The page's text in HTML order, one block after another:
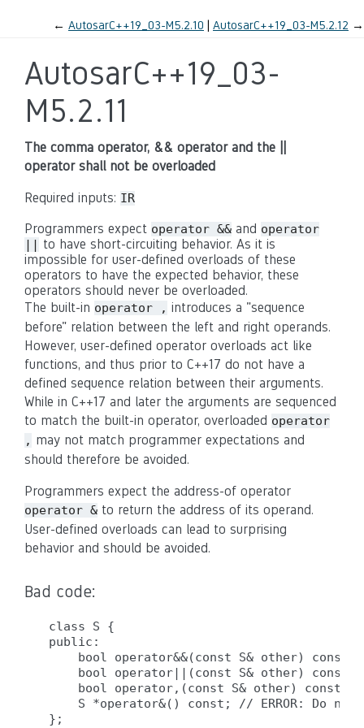
← AutosarC++19_03-M5.2.10 AutosarC++19_03-M5.2.12 →
AutosarC++19_03-
M5.2.11
The comma operator, && operator and the ||
operator shall not be overloaded
Required inputs: IR
Programmers expect operator && and operator
|| to have short-circuiting behavior. As it is
impossible for user-defined overloads of these
operators to have the expected behavior, these
operators should never be overloaded.
The built-in operator , introduces a "sequence
before" relation between the left and right operands.
However, user-defined operator overloads act like
functions, and thus prior to C++17 do not have a
defined sequence relation between their arguments.
While in C++17 and later the arguments are sequenced
to match the built-in operator, overloaded operator
, may not match programmer expectations and
should therefore be avoided.
Programmers expect the address-of operator
operator & to return the address of its operand.
User-defined overloads can lead to surprising
behavior and should be avoided.
Bad code:
class S {
public:
bool operator&&(const S& other)
bool operator||(const S& other)
bool operator,(const S& other) const;
S *operator&() const; // ERROR: Do not